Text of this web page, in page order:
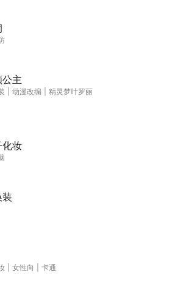
主
动漫改编
精灵梦叶罗丽
化妆
女性向
卡通